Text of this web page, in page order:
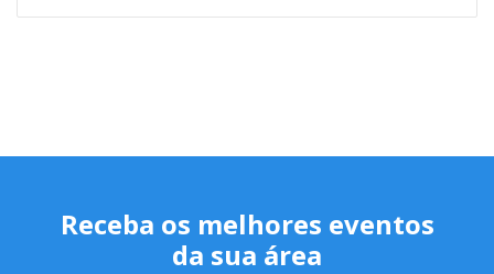
Receba os melhores eventos
da sua área